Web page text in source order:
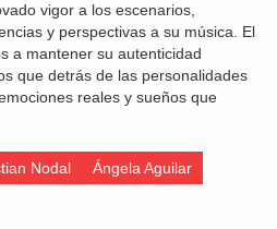
vigor a los escenarios,
y perspectivas a su música. El
a mantener su autenticidad
que detrás de las personalidades
reales y sueños que
Nodal Ángela Aguilar